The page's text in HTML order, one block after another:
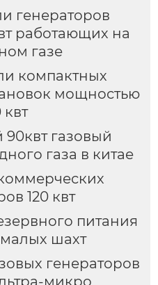
генераторов
работающих на
газе
компактных
мощностью
квт
газовый
газа в китае
120 квт
питания
малых шахт
генераторов
микро